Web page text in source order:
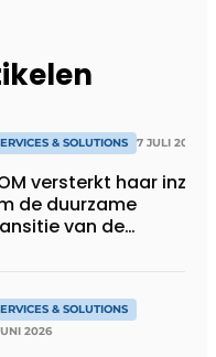
& SOLUTIONS 7 JULI 2026
versterkt haar inzet
de duurzame
van de
& SOLUTIONS
2026